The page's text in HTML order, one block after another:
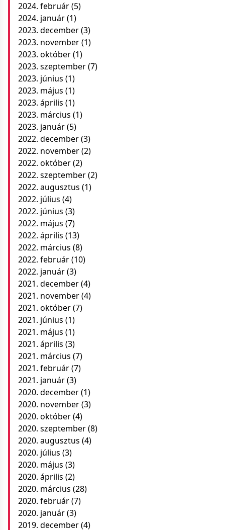
2024. február(5)
2024. január(1)
2023. december(3)
2023. november(1)
2023. október(1)
2023. szeptember(7)
2023. június (1)
2023. május (1)
2023. április (1)
2023. március (1)
2023. január(5)
2022. december(3)
2022. november(2)
2022. október(2)
2022. szeptember(2)
2022. augusztus (1)
2022. július (4)
2022. június (3)
2022. május (7)
2022. április (13)
2022. március (8)
2022. február(10)
2022. január(3)
2021. december(4)
2021. november(4)
2021. október(7)
2021. június (1)
2021. május (1)
2021. április (3)
2021. március (7)
2021. február(7)
2021. január(3)
2020. december(1)
2020. november(3)
2020. október(4)
2020. szeptember(8)
2020. augusztus (4)
2020. július (3)
2020. május (3)
2020. április (2)
2020. március (28)
2020. február(7)
2020. január(3)
2019. december(4)